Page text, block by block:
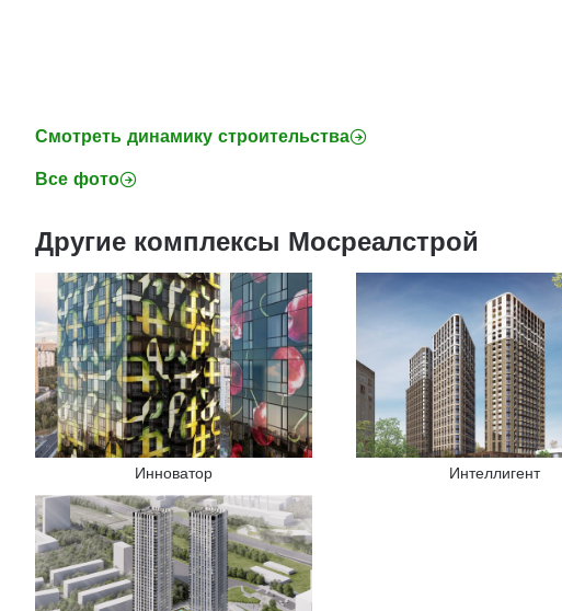
Смотреть динамику строительства
Все фото
Другие комплексы Мосреалстрой
Инноватор Интеллигент